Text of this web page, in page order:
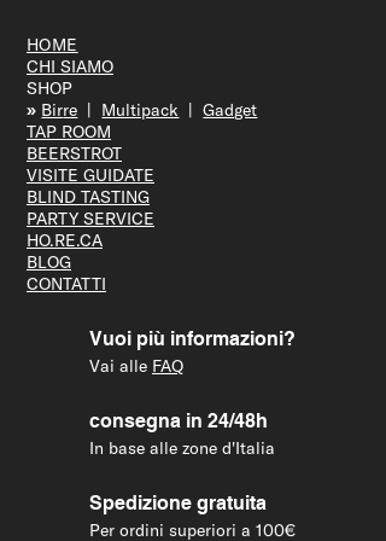
HOME
CHI SIAMO
SHOP
» Birre Multipack |Gadget
TAP ROOM
BEERSTROT
VISITE GUIDATE
BLIND TASTING
PARTY SERVICE
HO.RE.CA
BLOG
CONTATTI
Vuoi più informazioni?
Vai alle FAQ
consegna in 24/48h
In base alle zone d'Italia
Spedizione gratuita
Per ordini superiori a 100€